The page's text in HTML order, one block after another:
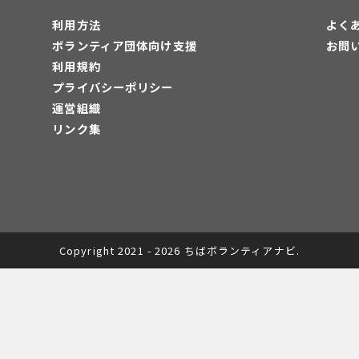
利用方法
ボランティア団体向け支援
利用規約
プライバシーポリシー
運営組織
リンク集
よく
お問
Copyright 2021 - 2026 ちばボランティアナビ.